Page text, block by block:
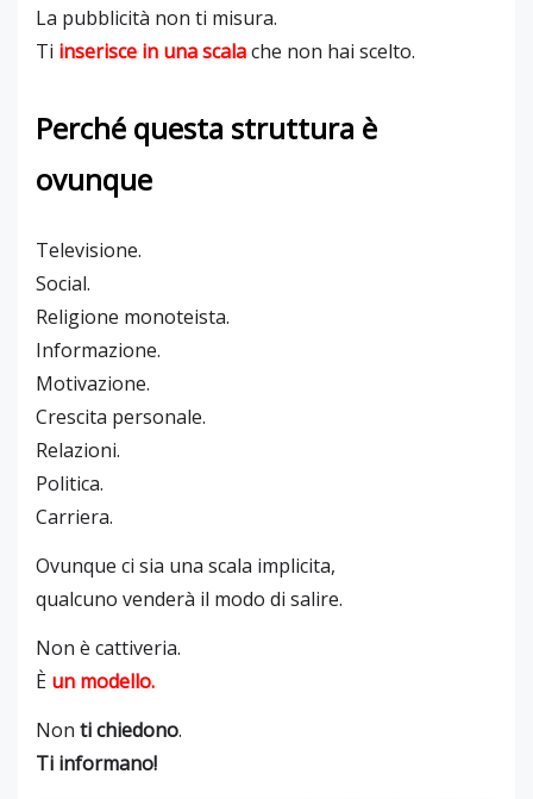
La pubblicità non ti misura.
Ti inserisce in una scalache non hai scelto.
Perché questa struttura è
ovunque
Televisione.
Social.
Religione monoteista.
Informazione.
Motivazione.
Crescita personale.
Relazioni.
Politica.
Carriera.
Ovunque ci sia una scala implicita,
qualcuno venderà il modo di salire.
Non è cattiveria.
È un modello.
Non ti chiedono.
Ti informano!